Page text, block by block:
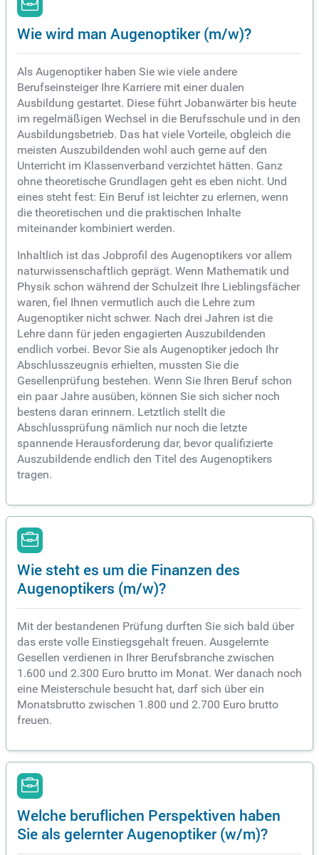
Wie wird man Augenoptiker (m/w)?
Als Augenoptiker haben Sie wie viele andere
Berufseinsteiger Ihre Karriere mit einer dualen
Ausbildung gestartet. Diese führt Jobanwärter bis heute
im regelmäßigen Wechsel in die Berufsschule und in den
Ausbildungsbetrieb. Das hat viele Vorteile, obgleich die
meisten Auszubildenden wohl auch gerne auf den
Unterricht im Klassenverband verzichtet hätten. Ganz
ohne theoretische Grundlagen geht es eben nicht. Und
eines steht fest: Ein Beruf ist leichter zu erlernen, wenn
die theoretischen und die praktischen Inhalte
miteinander kombiniert werden.
Inhaltlich ist das Jobprofil des Augenoptikers vor allem
naturwissenschaftlich geprägt. Wenn Mathematik und
Physik schon während der Schulzeit Ihre Lieblingsfächer
waren, fiel Ihnen vermutlich auch die Lehre zum
Augenoptiker nicht schwer. Nach drei Jahren ist die
Lehre dann für jeden engagierten Auszubildenden
endlich vorbei. Bevor Sie als Augenoptiker jedoch Ihr
Abschlusszeugnis erhielten, mussten Sie die
Gesellenprüfung bestehen. Wenn Sie Ihren Beruf schon
ein paar Jahre ausüben, können Sie sich sicher noch
bestens daran erinnern. Letztlich stellt die
Abschlussprüfung nämlich nur noch die letzte
spannende Herausforderung dar, bevor qualifizierte
Auszubildende endlich den Titel des Augenoptikers
tragen.
Wie steht es um die Finanzen des
Augenoptikers (m/w)?
Mit der bestandenen Prüfung durften Sie sich bald über
das erste volle Einstiegsgehalt freuen. Ausgelernte
Gesellen verdienen in Ihrer Berufsbranche zwischen
1.600 und 2.300 Euro brutto im Monat. Wer danach noch
eine Meisterschule besucht hat, darf sich über ein
Monatsbrutto zwischen 1.800 und 2.700 Euro brutto
freuen.
Welche beruflichen Perspektiven haben
Sie als gelernter Augenoptiker (w/m)?